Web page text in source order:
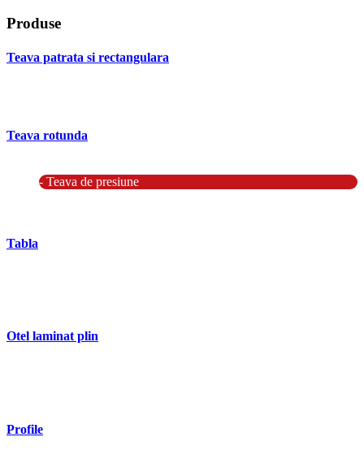
Produse
Teava patrata si rectangulara
Teava rotunda
- Teava de presiune
Tabla
Otel laminat plin
Profile